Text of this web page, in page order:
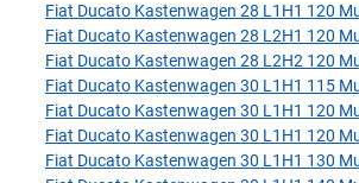
Fiat Ducato Kastenwagen 28 L1H1 120
Fiat Ducato Kastenwagen 28 L2H1 120
Fiat Ducato Kastenwagen 28 L2H2 120
Fiat Ducato Kastenwagen 30 L1H1 115
Fiat Ducato Kastenwagen 30 L1H1 120
Fiat Ducato Kastenwagen 30 L1H1 120
Fiat Ducato Kastenwagen 30 L1H1 130